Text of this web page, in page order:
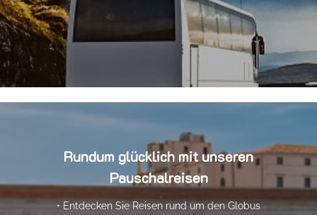
Rundum glücklich mit unseren
Pauschalreisen
• Entdecken Sie Reisen rund um den Globus